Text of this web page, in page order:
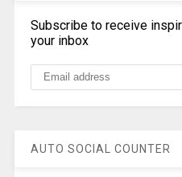
Subscribe to receive
your inbox
AUTO SOCIAL COUNTER